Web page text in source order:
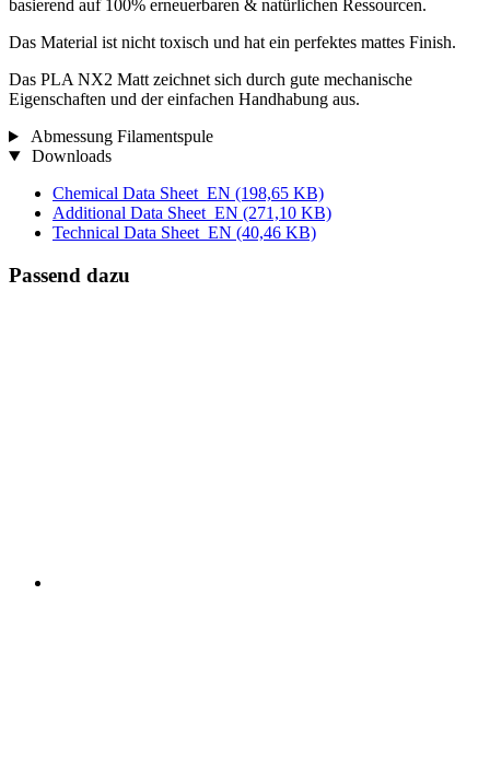
basierend auf 100% erneuerbaren & natürlichen Ressourcen.
Das Material ist nicht toxisch und hat ein perfektes mattes Finish.
Das PLA NX2 Matt zeichnet sich durch gute mechanische
Eigenschaften und der einfachen Handhabung aus.
Abmessung Filamentspule
Downloads
Chemical Data Sheet_EN (198,65 KB)
Additional Data Sheet_EN (271,10 KB)
Technical Data Sheet_EN (40,46 KB)
Passend dazu